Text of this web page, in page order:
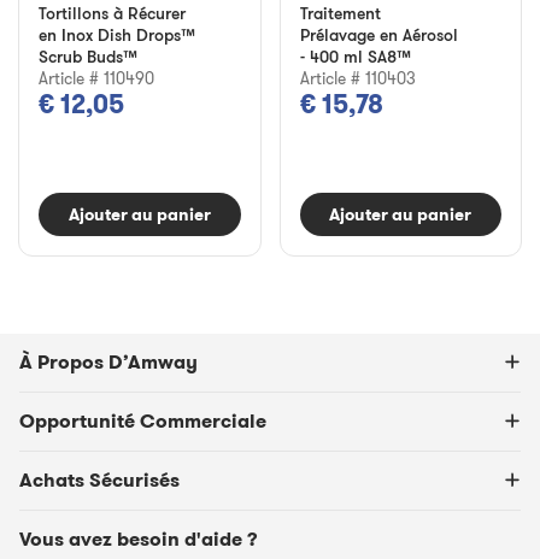
Tortillons à Récurer
en Inox Dish Drops™
Scrub Buds™
Article # 110490
€ 12,05
Ajouter au panier
Traitement
Prélavage en Aérosol
- 400 ml SA8™
Article # 110403
€ 15,78
Ajouter au panier
À Propos D’Amway
Opportunité Commerciale
Achats Sécurisés
Vous avez besoin d'aide ?